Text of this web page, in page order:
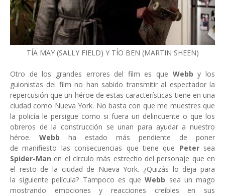
TÍA MAY (SALLY FIELD) Y TÍO BEN (MARTIN SHEEN)
Otro de los grandes errores del film es que Webby los
guionistas del film no han sabido transmitir al espectador la
repercusión que un héroe de estas características tiene en una
ciudad como Nueva York. No basta con que me muestres que
la policía le persigue como si fuera un delincuente o que los
obreros de la construcción se unan para ayudar a nuestro
héroe. Webb ha estado más pendiente de poner
de manifiesto las consecuencias que tiene que Peter sea
Spider-Man en el círculo más estrecho del personaje que en
el resto de la ciudad de Nueva York. ¿Quizás lo deja para
la siguiente película? Tampoco es queWebb sea un mago
mostrando emociones y reacciones creíbles en sus